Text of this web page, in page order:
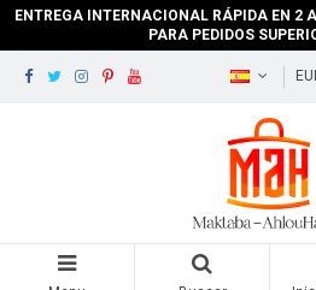
ENTREGA INTERNACIONAL RÁPIDA EN 2
PARA PEDIDOS